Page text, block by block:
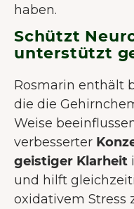
haben.
Schützt
unterstützt
Rosmarin enthält
die die
Weise
verbesserter
geistiger Klarheit
und hilft
oxidativem Stress